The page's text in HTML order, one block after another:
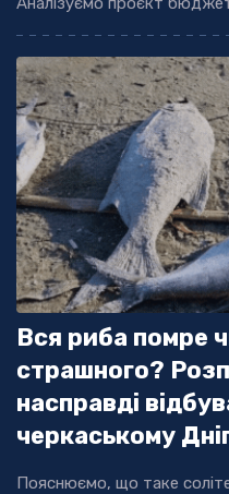
Вся риба помре
страшного?
насправді
черкаському
Пояснюємо, що таке